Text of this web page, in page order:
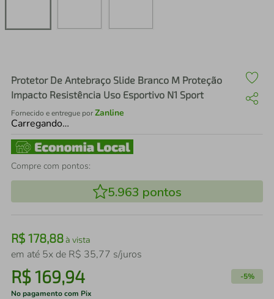
Protetor De Antebraço Slide Branco M Proteção
Impacto Resistência Uso Esportivo N1 Sport
Fornecido e entregue porZanline
Carregando…
Compre com pontos:
5.963 pontos
R$ 178,88à vista
em até 5x de R$ 35,77 s/juros
R$169,94 -5%
No pagamento com Pix